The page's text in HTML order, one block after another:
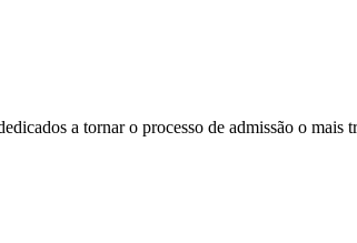
a tornar o processo de admissão o mais